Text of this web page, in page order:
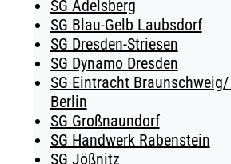
SG Adelsberg
SG Blau-Gelb Laubsdorf
SG Dresden-Striesen
SG Dynamo Dresden
SG Eintracht
Berlin
SG Großnaundorf
SG Handwerk Rabenstein
SG Jößnitz